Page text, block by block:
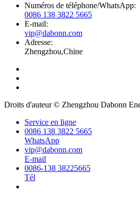
Numéros de téléphone/WhatsApp:
0086 138 3822 5665
E-mail:
vip@dabonn.com
Adresse:
Zhengzhou,Chine
Droits d'auteur © Zhengzhou Dabonn
Service en ligne
0086 138 3822 5665
WhatsApp
vip@dabonn.com
E-mail
0086-138 38225665
Tél